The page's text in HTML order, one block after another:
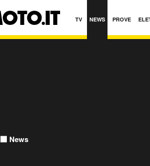
TV NEWS PROVE
News